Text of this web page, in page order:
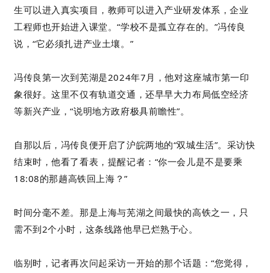
生可以进入真实项目，教师可以进入产业研发体系，企业
工程师也开始进入课堂。“学校不是孤立存在的。”冯传良
说，“它必须扎进产业土壤。”
冯传良第一次到芜湖是2024年7月，他对这座城市第一印
象很好。这里不仅有轨道交通，还早早大力布局低空经济
等新兴产业，“说明地方政府极具前瞻性”。
自那以后，冯传良便开启了沪皖两地的“双城生活”。采访快
结束时，他看了看表，提醒记者：“你一会儿是不是要乘
18:08的那趟高铁回上海？”
时间分毫不差。那是上海与芜湖之间最快的高铁之一，只
需不到2个小时，这条线路他早已烂熟于心。
临别时，记者再次问起采访一开始的那个话题：“您觉得，